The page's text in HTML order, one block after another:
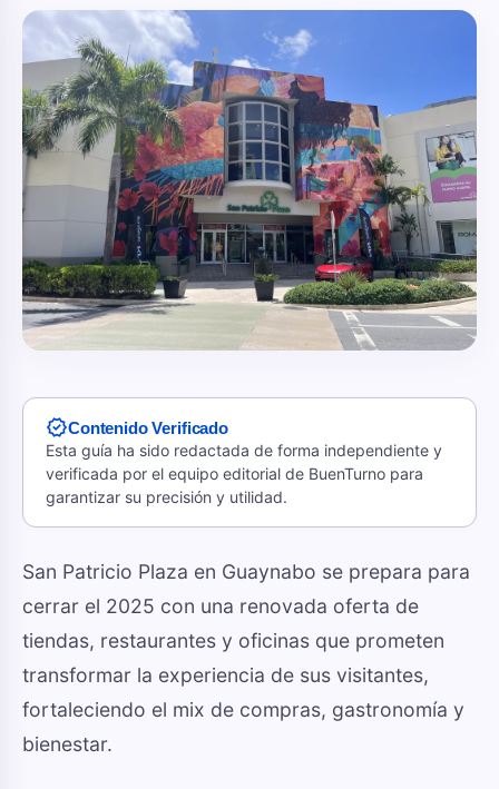
verifiedContenido Verificado
Esta guía ha sido redactada de forma independiente y
verificada por el equipo editorial de BuenTurno para
garantizar su precisión y utilidad.
San Patricio Plaza en Guaynabo se prepara para
cerrar el 2025 con una renovada oferta de
tiendas, restaurantes y oficinas que prometen
transformar la experiencia de sus visitantes,
fortaleciendo el mix de compras, gastronomía y
bienestar.